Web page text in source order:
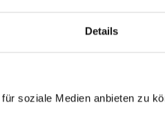
Details
soziale Medien anbieten zu
Stiftungsdatenbank
können durch die